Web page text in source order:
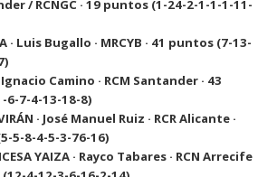
/ RCNGC · 19 puntos (1-24-2-1-1-1-11-
· Luis Bugallo · MRCYB · 41 puntos (7-13-
Ignacio Camino · RCM Santander · 43
6-7-4-13-18-8)
· José Manuel Ruiz · RCR Alicante ·
5-8-4-5-3-76-16)
YAIZA · Rayco Tabares · RCN Arrecife